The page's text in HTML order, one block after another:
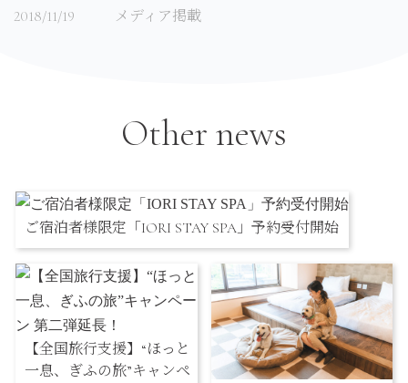
2018/11/19 メディア掲載
Other news
ご宿泊者様限定「IORI STAY SPA」予約受付開始
【全国旅行支援】“ほっと
一息、ぎふの旅”キャンペ